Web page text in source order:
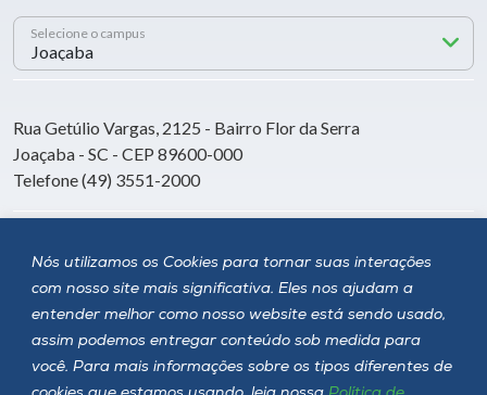
Nós utilizamos os Cookies para tornar suas interações
com nosso site mais significativa. Eles nos ajudam a
entender melhor como nosso website está sendo usado,
assim podemos entregar conteúdo sob medida para
você. Para mais informações sobre os tipos diferentes de
Selecione o campus
Rua Getúlio Vargas, 2125 - Bairro Flor da Serra
Joaçaba - SC - CEP 89600-000
Telefone (49) 3551-2000
Siga a Unoesc